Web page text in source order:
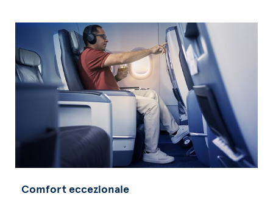
Comfort eccezionale